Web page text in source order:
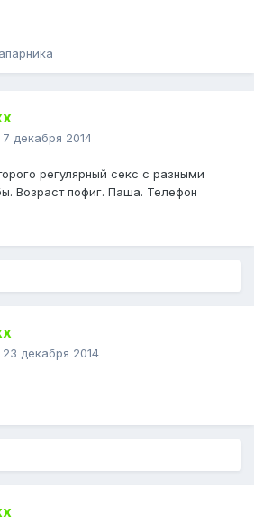
7 декабря 2014
регулярный секс с разными
Возраст пофиг. Паша. Телефон
23 декабря 2014